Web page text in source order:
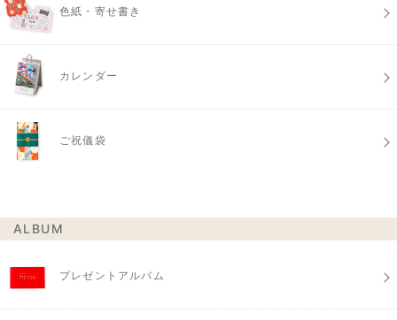
色紙・寄せ書き
カレンダー
ご祝儀袋
ALBUM
プレゼントアルバム